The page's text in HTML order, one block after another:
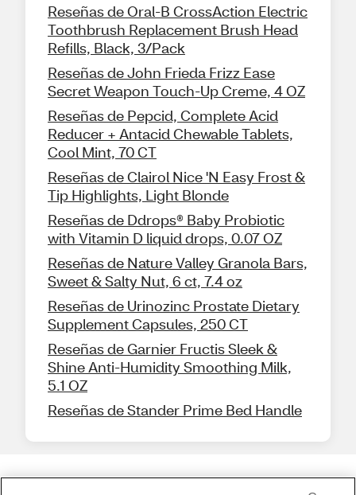
Reseñas de Oral-B CrossAction Electric
Toothbrush Replacement Brush Head
Refills, Black, 3/Pack
Reseñas de John Frieda Frizz Ease
Secret Weapon Touch-Up Creme, 4 OZ
Reseñas de Pepcid, Complete Acid
Reducer + Antacid Chewable Tablets,
Cool Mint, 70 CT
Reseñas de Clairol Nice 'N Easy Frost &
Tip Highlights, Light Blonde
Reseñas de Ddrops® Baby Probiotic
with Vitamin D liquid drops, 0.07 OZ
Reseñas de Nature Valley Granola Bars,
Sweet & Salty Nut, 6 ct, 7.4 oz
Reseñas de Urinozinc Prostate Dietary
Supplement Capsules, 250 CT
Reseñas de Garnier Fructis Sleek &
Shine Anti-Humidity Smoothing Milk,
5.1 OZ
Reseñas de Stander Prime Bed Handle